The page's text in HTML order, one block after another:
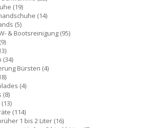
(19)
(14)
(5)
& Bootsreinigung (95)
(9)
(34)
Bürsten (4)
(4)
(8)
(13)
(114)
1 bis 2 Liter (16)